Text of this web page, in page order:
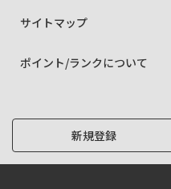
サイトマップ
ポイント/ランクについて
新規登録